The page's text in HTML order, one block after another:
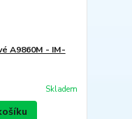
A9860M - IM-
Skladem